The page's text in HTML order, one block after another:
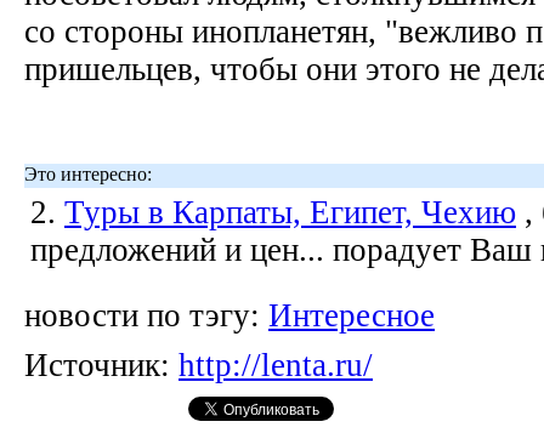
со стороны инопланетян, "вежливо
пришельцев, чтобы они этого не
Это интересно:
2. Туры в Карпаты, Египет, Чехию ,
предложений и цен... порадует Ваш
новости по тэгу: Интересное
Источник: http://lenta.ru/